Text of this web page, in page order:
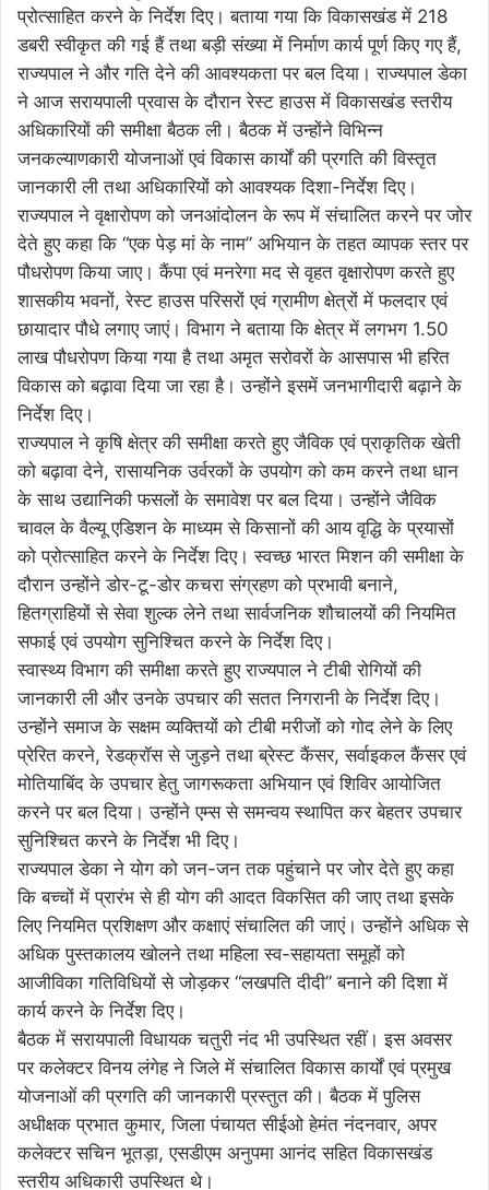
प्रोत्साहित करने के निर्देश दिए। बताया गया कि विकासखंड में 218
डबरी स्वीकृत की गई हैं तथा बड़ी संख्या में निर्माण कार्य पूर्ण किए गए हैं,
राज्यपाल ने और गति देने की आवश्यकता पर बल दिया। राज्यपाल डेका
ने आज सरायपाली प्रवास के दौरान रेस्ट हाउस में विकासखंड स्तरीय
अधिकारियों की समीक्षा बैठक ली। बैठक में उन्होंने विभिन्न
जनकल्याणकारी योजनाओं एवं विकास कार्यों की प्रगति की विस्तृत
जानकारी ली तथा अधिकारियों को आवश्यक दिशा-निर्देश दिए।
राज्यपाल ने वृक्षारोपण को जनआंदोलन के रूप में संचालित करने पर जोर
देते हुए कहा कि “एक पेड़ मां के नाम” अभियान के तहत व्यापक स्तर पर
पौधरोपण किया जाए। कैंपा एवं मनरेगा मद से वृहत वृक्षारोपण करते हुए
शासकीय भवनों, रेस्ट हाउस परिसरों एवं ग्रामीण क्षेत्रों में फलदार एवं
छायादार पौधे लगाए जाएं। विभाग ने बताया कि क्षेत्र में लगभग 1.50
लाख पौधरोपण किया गया है तथा अमृत सरोवरों के आसपास भी हरित
विकास को बढ़ावा दिया जा रहा है। उन्होंने इसमें जनभागीदारी बढ़ाने के
निर्देश दिए।
राज्यपाल ने कृषि क्षेत्र की समीक्षा करते हुए जैविक एवं प्राकृतिक खेती
को बढ़ावा देने, रासायनिक उर्वरकों के उपयोग को कम करने तथा धान
के साथ उद्यानिकी फसलों के समावेश पर बल दिया। उन्होंने जैविक
चावल के वैल्यू एडिशन के माध्यम से किसानों की आय वृद्धि के प्रयासों
को प्रोत्साहित करने के निर्देश दिए। स्वच्छ भारत मिशन की समीक्षा के
दौरान उन्होंने डोर-टू-डोर कचरा संग्रहण को प्रभावी बनाने,
हितग्राहियों से सेवा शुल्क लेने तथा सार्वजनिक शौचालयों की नियमित
सफाई एवं उपयोग सुनिश्चित करने के निर्देश दिए।
स्वास्थ्य विभाग की समीक्षा करते हुए राज्यपाल ने टीबी रोगियों की
जानकारी ली और उनके उपचार की सतत निगरानी के निर्देश दिए।
उन्होंने समाज के सक्षम व्यक्तियों को टीबी मरीजों को गोद लेने के लिए
प्रेरित करने, रेडक्रॉस से जुड़ने तथा ब्रेस्ट कैंसर, सर्वाइकल कैंसर एवं
मोतियाबिंद के उपचार हेतु जागरूकता अभियान एवं शिविर आयोजित
करने पर बल दिया। उन्होंने एम्स से समन्वय स्थापित कर बेहतर उपचार
सुनिश्चित करने के निर्देश भी दिए।
राज्यपाल डेका ने योग को जन-जन तक पहुंचाने पर जोर देते हुए कहा
कि बच्चों में प्रारंभ से ही योग की आदत विकसित की जाए तथा इसके
लिए नियमित प्रशिक्षण और कक्षाएं संचालित की जाएं। उन्होंने अधिक से
अधिक पुस्तकालय खोलने तथा महिला स्व-सहायता समूहों को
आजीविका गतिविधियों से जोड़कर “लखपति दीदी” बनाने की दिशा में
कार्य करने के निर्देश दिए।
बैठक में सरायपाली विधायक चतुरी नंद भी उपस्थित रहीं। इस अवसर
पर कलेक्टर विनय लंगेह ने जिले में संचालित विकास कार्यों एवं प्रमुख
योजनाओं की प्रगति की जानकारी प्रस्तुत की। बैठक में पुलिस
अधीक्षक प्रभात कुमार, जिला पंचायत सीईओ हेमंत नंदनवार, अपर
कलेक्टर सचिन भूतड़ा, एसडीएम अनुपमा आनंद सहित विकासखंड
स्तरीय अधिकारी उपस्थित थे।